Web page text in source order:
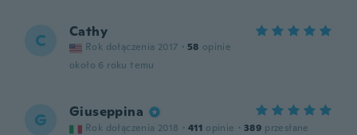
C Cathy
Rok dołączenia 2017 · 58 opinie
około 6 roku temu
G Giuseppina
Rok dołączenia 2018 · 411 opinie · 389 przesłane